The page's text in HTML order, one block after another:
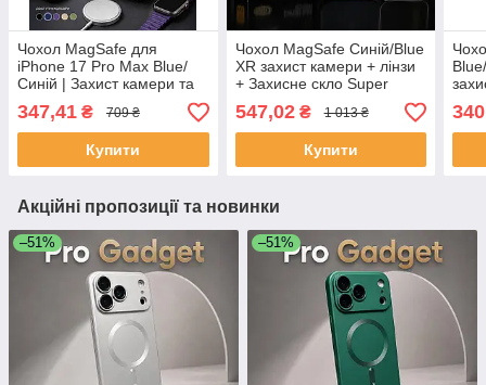
Чохол MagSafe для
iPhone 17 Pro Max Blue/
Синій | Захист камери та
лінз | Протиударний
Premium Case
347,41 ₴ 709 ₴
Купити
Чохол MagSafe Синій/Blue
XR захист камери + лінзи
+ Захисне скло Super
Glass ESD для iPhone XR |
Комплект захисту 2в1
547,02₴ 1 013 ₴
Купити
Акційні пропозиції та новинки
–51% –51%